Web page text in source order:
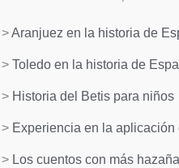
>Aranjuez en la historia de
> Toledo en la historia de
> Historia del Betis para niños
> Experiencia en la
> Los cuentos con más